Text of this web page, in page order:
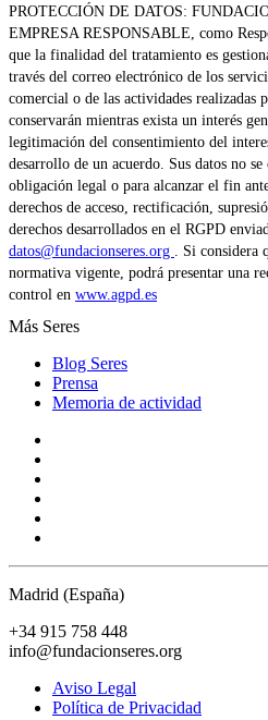
PROTECCIÓN DE DATOS:
EMPRESA RESPONSABLE, como
que la finalidad del tratamiento es
través del correo electrónico de los
comercial o de las actividades realizadas
conservarán mientras exista un interés
legitimación del consentimiento del
desarrollo de un acuerdo. Sus datos no
obligación legal o para alcanzar el fin
derechos de acceso, rectificación,
derechos desarrollados en el RGPD
datos@fundacionseres.org . Si considera
normativa vigente, podrá presentar una
control en www.agpd.es
Más Seres
Blog Seres
Prensa
Memoria de actividad
Madrid (España)
+34 915 758 448
info@fundacionseres.org
Aviso Legal
Política de Privacidad